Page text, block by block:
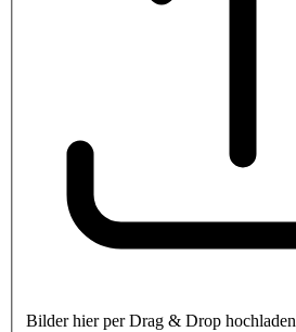
Bilder hier per Drag & Drop hochladen